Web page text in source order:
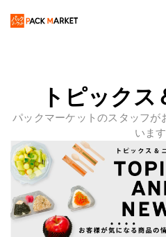
トピックス
パックマーケットのスタッフが
います